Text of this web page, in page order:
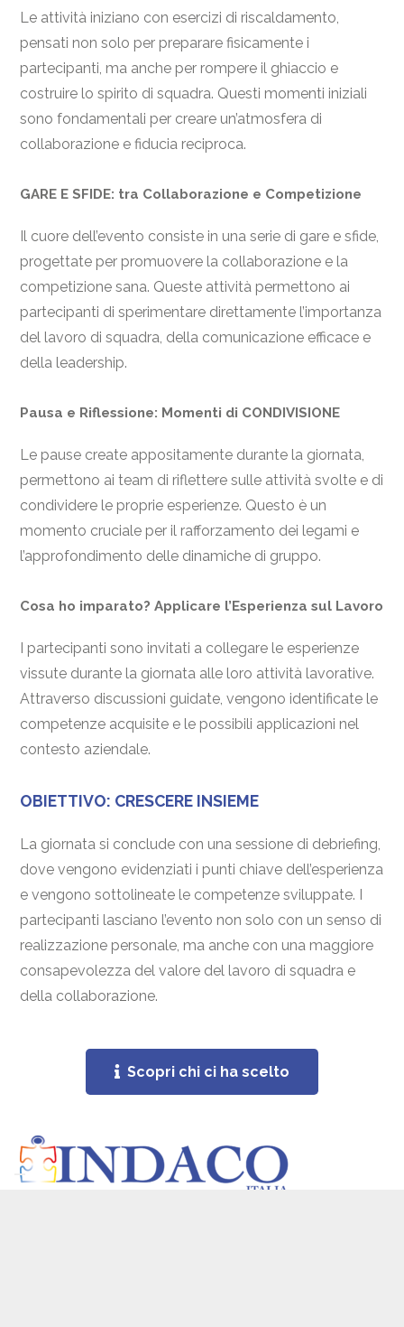
Le attività iniziano con esercizi di riscaldamento,
pensati non solo per preparare fisicamente i
partecipanti, ma anche per rompere il ghiaccio e
costruire lo spirito di squadra. Questi momenti iniziali
sono fondamentali per creare un’atmosfera di
collaborazione e fiducia reciproca.
GARE E SFIDE: tra Collaborazione e Competizione
Il cuore dell’evento consiste in una serie di gare e sfide,
progettate per promuovere la collaborazione e la
competizione sana. Queste attività permettono ai
partecipanti di sperimentare direttamente l’importanza
del lavoro di squadra, della comunicazione efficace e
della leadership.
Pausa e Riflessione: Momenti di CONDIVISIONE
Le pause create appositamente durante la giornata,
permettono ai team di riflettere sulle attività svolte e di
condividere le proprie esperienze. Questo è un
momento cruciale per il rafforzamento dei legami e
l’approfondimento delle dinamiche di gruppo.
Cosa ho imparato? Applicare l’Esperienza sul Lavoro
I partecipanti sono invitati a collegare le esperienze
vissute durante la giornata alle loro attività lavorative.
Attraverso discussioni guidate, vengono identificate le
competenze acquisite e le possibili applicazioni nel
contesto aziendale.
OBIETTIVO: CRESCERE INSIEME
La giornata si conclude con una sessione di debriefing,
dove vengono evidenziati i punti chiave dell’esperienza
e vengono sottolineate le competenze sviluppate. I
partecipanti lasciano l’evento non solo con un senso di
realizzazione personale, ma anche con una maggiore
consapevolezza del valore del lavoro di squadra e
della collaborazione.
Scopri chi ci ha scelto